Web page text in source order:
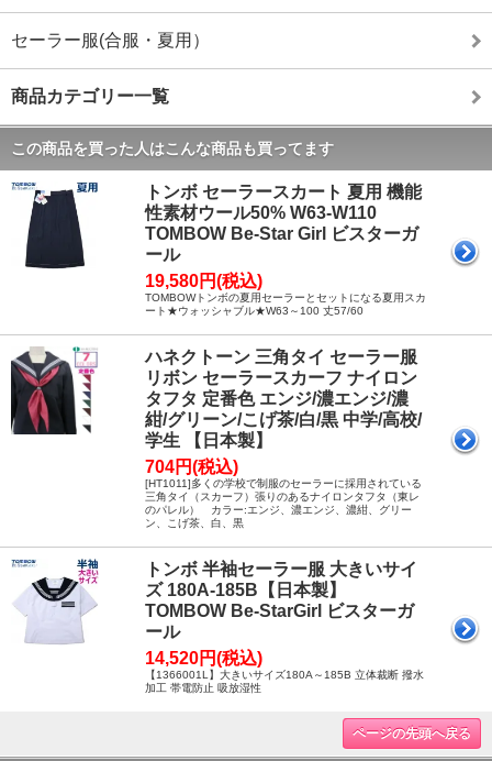
セーラー服(合服・夏用）
商品カテゴリー一覧
この商品を買った人はこんな商品も買ってます
トンボ セーラースカート 夏用 機能
性素材ウール50% W63-W110
TOMBOW Be-Star Girl ビスターガ
ール
19,580円(税込)
TOMBOWトンボの夏用セーラーとセットになる夏用スカ
ート★ウォッシャブル★W63～100 丈57/60
ハネクトーン 三角タイ セーラー服
リボン セーラースカーフ ナイロン
タフタ 定番色 エンジ/濃エンジ/濃
紺/グリーン/こげ茶/白/黒 中学/高校/
学生 【日本製】
704円(税込)
[HT1011]多くの学校で制服のセーラーに採用されている
三角タイ（スカーフ）張りのあるナイロンタフタ（東レ
のパレル） カラー:エンジ、濃エンジ、濃紺、グリー
ン、こげ茶、白、黒
トンボ 半袖セーラー服 大きいサイ
ズ 180A-185B【日本製】
TOMBOW Be-StarGirl ビスターガ
ール
14,520円(税込)
【1366001L】大きいサイズ180A～185B 立体裁断 撥水
加工 帯電防止 吸放湿性
ページの先頭へ戻る